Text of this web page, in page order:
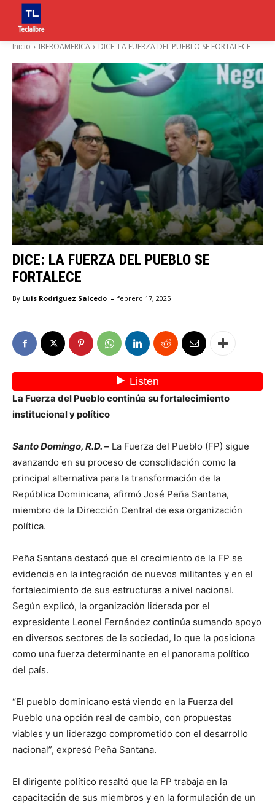
Inicio IBEROAMERICA DICE: LA FUERZA DEL PUEBLO SE FORTALECE
DICE: LA FUERZA DEL PUEBLO SE
FORTALECE
By Luis Rodriguez Salcedo - febrero 17, 2025
La Fuerza del Pueblo continúa su fortalecimiento
institucional y político
Santo Domingo, R.D. – La Fuerza del Pueblo (FP) sigue
avanzando en su proceso de consolidación como la
principal alternativa para la transformación de la
República Dominicana, afirmó José Peña Santana,
miembro de la Dirección Central de esa organización
política.
Peña Santana destacó que el crecimiento de la FP se
evidencia en la integración de nuevos militantes y en el
fortalecimiento de sus estructuras a nivel nacional.
Según explicó, la organización liderada por el
expresidente Leonel Fernández continúa sumando apoyo
en diversos sectores de la sociedad, lo que la posiciona
como una fuerza determinante en el panorama político
del país.
“El pueblo dominicano está viendo en la Fuerza del
Pueblo una opción real de cambio, con propuestas
viables y un liderazgo comprometido con el desarrollo
nacional”, expresó Peña Santana.
El dirigente político resaltó que la FP trabaja en la
capacitación de sus miembros y en la formulación de un